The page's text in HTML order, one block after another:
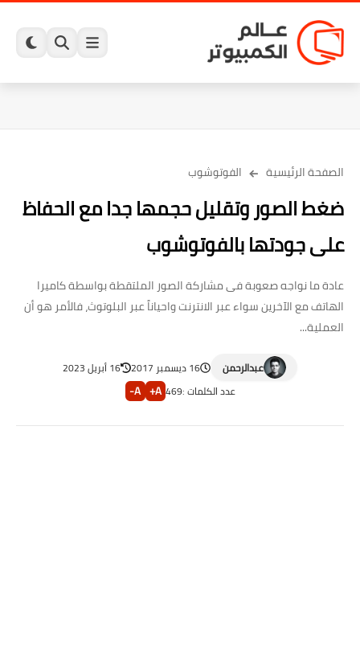
الصفحة الرئيسية الفوتوشوب
ضغط الصور وتقليل حجمها جدا مع الحفاظ
على جودتها بالفوتوشوب
عادة ما نواجه صعوبة فى مشاركة الصور الملتقطة بواسطة كاميرا
الهاتف مع الآخرين سواء عبر الانترنت واحياناً عبر البلوتوث، فالأمر هو أن
العملية...
عبدالرحمن 16 ديسمبر 2017
16 أبريل 2023
عدد الكلمات :469
A+
A-